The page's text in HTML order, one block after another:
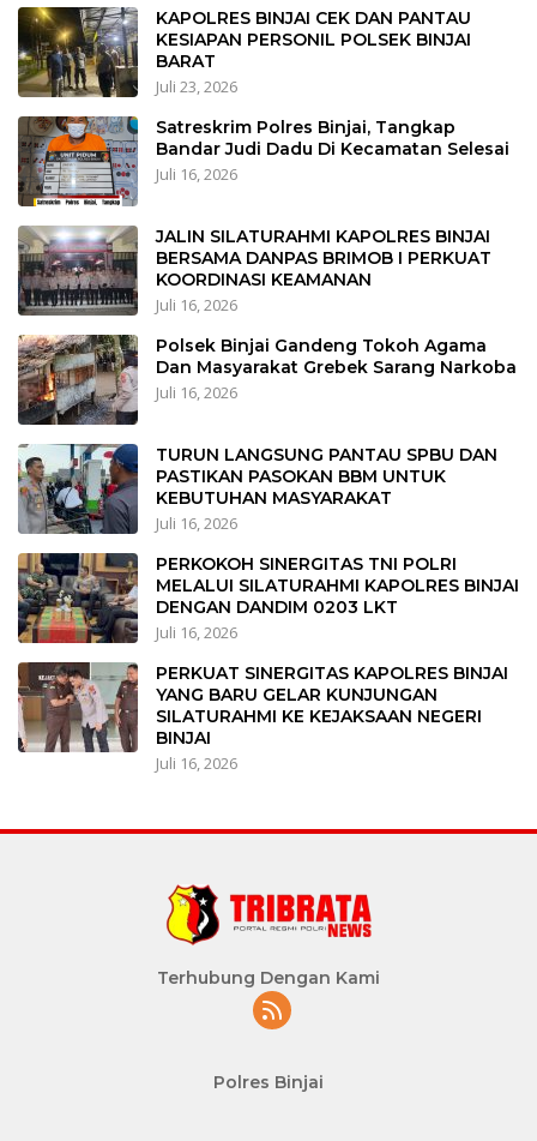
KAPOLRES BINJAI CEK DAN PANTAU
KESIAPAN PERSONIL POLSEK BINJAI
BARAT
Juli 23, 2026
Satreskrim Polres Binjai, Tangkap
Bandar Judi Dadu Di Kecamatan Selesai
Juli 16, 2026
JALIN SILATURAHMI KAPOLRES BINJAI
BERSAMA DANPAS BRIMOB I PERKUAT
KOORDINASI KEAMANAN
Juli 16, 2026
Polsek Binjai Gandeng Tokoh Agama
Dan Masyarakat Grebek Sarang Narkoba
Juli 16, 2026
TURUN LANGSUNG PANTAU SPBU DAN
PASTIKAN PASOKAN BBM UNTUK
KEBUTUHAN MASYARAKAT
Juli 16, 2026
PERKOKOH SINERGITAS TNI POLRI
MELALUI SILATURAHMI KAPOLRES BINJAI
DENGAN DANDIM 0203 LKT
Juli 16, 2026
PERKUAT SINERGITAS KAPOLRES BINJAI
YANG BARU GELAR KUNJUNGAN
SILATURAHMI KE KEJAKSAAN NEGERI
BINJAI
Juli 16, 2026
Terhubung Dengan Kami
Polres Binjai